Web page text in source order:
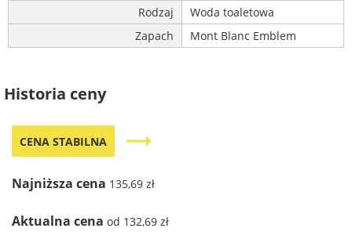
Rodzaj
Woda toaletowa
Zapach
Mont Blanc Emblem
Historia ceny
CENA STABILNA trending_flat
Najniższa cena 135,69 zł
Aktualna cena od 132,69 zł